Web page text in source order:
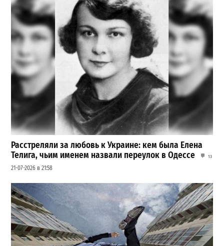
Расстреляли за любовь к Украине: кем была Елена
Телига, чьим именем назвали переулок в Одессе
13
21-07-2026 в 21:58